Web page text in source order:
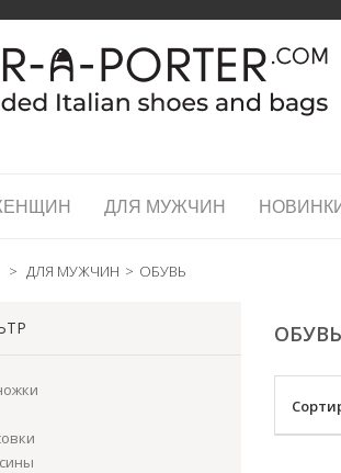
ДЛЯ МУЖЧИН
> ДЛЯ МУЖЧИН > ОБУВЬ
ОБУВЬ